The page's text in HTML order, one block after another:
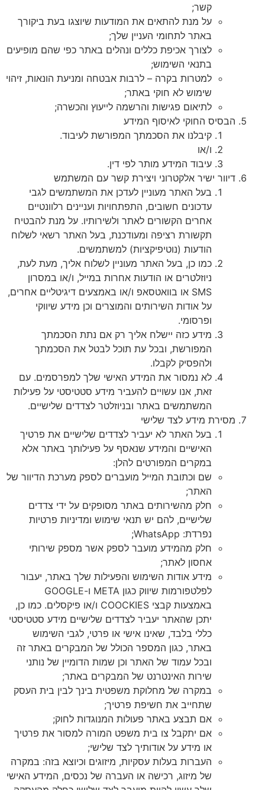
קשר;
על מנת להתאים את המודעות שיוצגו בעת ביקורך
באתר לתחומי העניין שלך;
לצורך אכיפת כללים ונהלים באתר כפי שהם מופיעים
בתנאי השימוש;
למטרות בקרה – לרבות אבטחה ומניעת הונאות, זיהוי
שימוש לא חוקי באתר;
לתיאום פגישות והרשמה לייעוץ והכשרה;
הבסיס החוקי לאיסוף המידע
קיבלנו את הסכמתך המפורשת לעיבוד.
ו/או
עיבוד המידע מותר לפי דין.
דיוור ישיר אלקטרוני ויצירת קשר עם המשתמש
בעל האתר מעוניין לעדכן את המשתמשים לגבי
עדכונים חשובים, התפתחויות ועניינים רלוונטיים
אחרים הקשורים לאתר ולשירותיו. על מנת להבטיח
תקשורת רציפה ומעודכנת, בעל האתר רשאי לשלוח
הודעות (נוטיפיקציות) למשתמשים.
כמו כן, בעל האתר מעוניין לשלוח אליך, מעת לעת,
ניוזלטרים או הודעות אחרות במייל, ו/או במסרון
SMS או בוואטסאפ ו/או באמצעים דיגיטליים אחרים,
על אודות השירותים והמוצרים וכן מידע שיווקי
ופרסומי.
מידע כזה יישלח אליך רק אם נתת הסכמתך
המפורשת, ובכל עת תוכל לבטל את הסכמתך
ולהפסיק לקבלו.
לא נמסור את המידע האישי שלך למפרסמים. עם
זאת, אנו עשויים להעביר מידע סטטיסטי על פעילות
המשתמשים באתר ובניוזלטר לצדדים שלישיים.
מסירת מידע לצד שלישי
בעל האתר לא יעביר לצדדים שלישיים את פרטיך
האישיים והמידע שנאסף על פעילותך באתר אלא
במקרים המפורטים להלן:
שם וכתובת המייל מועברים לספק מערכת הדיוור של
האתר;
חלק מהשירותים באתר מסופקים על ידי צדדים
שלישיים, להם יש תנאי שימוש ומדיניות פרטיות
נפרדת: WhatsApp;
חלק מהמידע מועבר לספק אשר מספק שירותי
אחסון לאתר;
מידע אודות השימוש והפעילות שלך באתר, יעבור
לפלטפורמות שיווק כגון META ו-GOOGLE
באמצעות קבצי COOCKIES ו/או פיקסלים. כמו כן,
יתכן שהאתר יעביר לצדדים שלישיים מידע סטטיסטי
כללי בלבד, שאינו אישי או פרטי, לגבי השימוש
באתר, כגון המספר הכולל של המבקרים באתר זה
ובכל עמוד של האתר וכן שמות הדומיין של נותני
שירות האינטרנט של המבקרים באתר;
במקרה של מחלוקת משפטית בינך לבין בית העסק
שתחייב את חשיפת פרטיך;
אם תבצע באתר פעולות המנוגדות לחוק;
אם יתקבל צו בית משפט המורה למסור את פרטיך
או מידע על אודותיך לצד שלישי;
העברות בעלות עסקיות, מיזוגים וכיוצא בזה: במקרה
של מיזוג, רכישה או העברה של נכסים, המידע האישי